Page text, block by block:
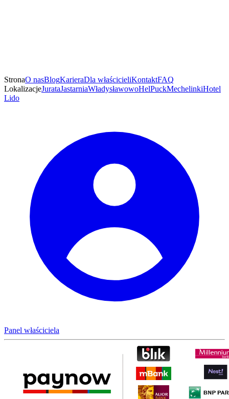
StronaO nasBlogKarieraDla właścicieliKontaktFAQ
LokalizacjeJurataJastarniaWładysławowoHelPuckMechelinkiHotel
Lido
Panel właściciela